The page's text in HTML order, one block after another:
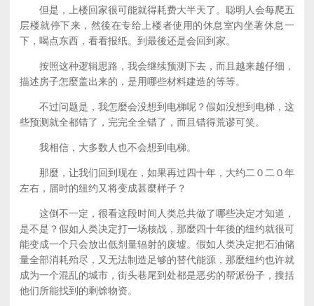
但是，上楼回家很可能就得耗费大半天了。聪明人会每爬五
层楼就停下来，然後在专给上楼者使用的休息室内坐著休息一
下，喝点东西，看看报纸。到最後还是会回到家。
按照这种逻辑思路，我会继续预测下去，而且越来越仔细，
描述房子怎麼盖出来的，是用哪些材料建造的等等。
不过问题是，我怎麼会没想到电梯呢？假如没想到电梯，这
些预测就全都错了，完完全全错了，而且错得荒谬可笑。
我相信，大多数人也不会想到电梯。
那麼，让我们回到现在，如果再过四十年，大约二０二０年
左右，届时的纽约又将变成甚麼样子？
这倒不一定，很看这段时间人类总共做了哪些决定才知道，
是不是？假如人类决定打一场核战，那麼四十年後的纽约就很可
能变成一个只会放出低剂量辐射的废墟。假如人类决定把石油储
量全部消耗殆尽，又无法制造足够的替代能源，那麼纽约也许就
成为一个混乱的城市，街头巷尾到处都是恶劣的帮派份子，搜括
他们所能找到的剩馀物资。